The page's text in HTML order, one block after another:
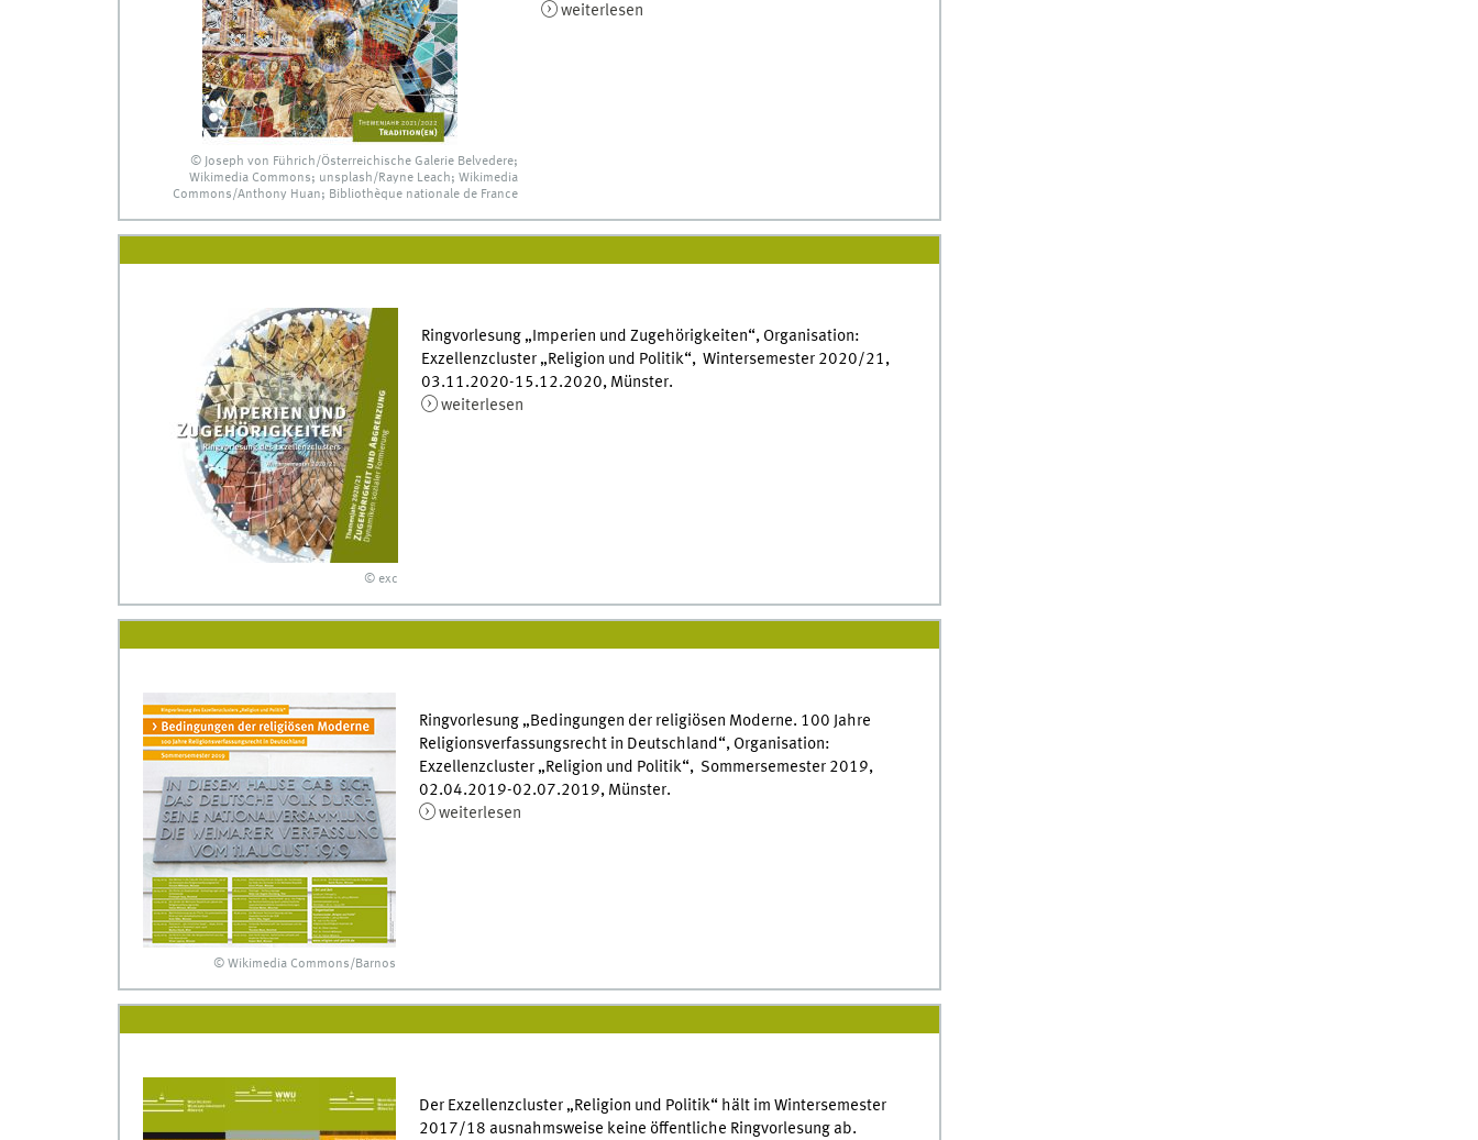
© Joseph von Führich/Österreichische Galerie Belvedere;
Wikimedia Commons; unsplash/Rayne Leach; Wikimedia
Commons/Anthony Huan; Bibliothèque nationale de France
weiterlesen
© exc
Ringvorlesung „Imperien und Zugehörigkeiten“, Organisation:
Exzellenzcluster „Religion und Politik“, Wintersemester 2020/21,
03.11.2020-15.12.2020, Münster.
weiterlesen
© Wikimedia Commons/Barnos
Ringvorlesung „Bedingungen der religiösen Moderne. 100 Jahre
Religionsverfassungsrecht in Deutschland“, Organisation:
Exzellenzcluster „Religion und Politik“, Sommersemester 2019,
02.04.2019-02.07.2019, Münster.
weiterlesen
Der Exzellenzcluster „Religion und Politik“ hält im Wintersemester
2017/18 ausnahmsweise keine öffentliche Ringvorlesung ab.